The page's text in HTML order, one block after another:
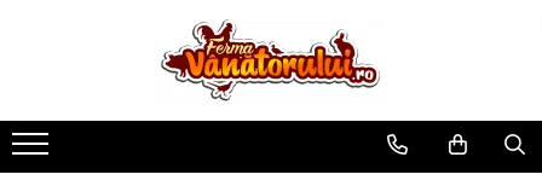
Toate Produsele
Iepuri
Hranitori